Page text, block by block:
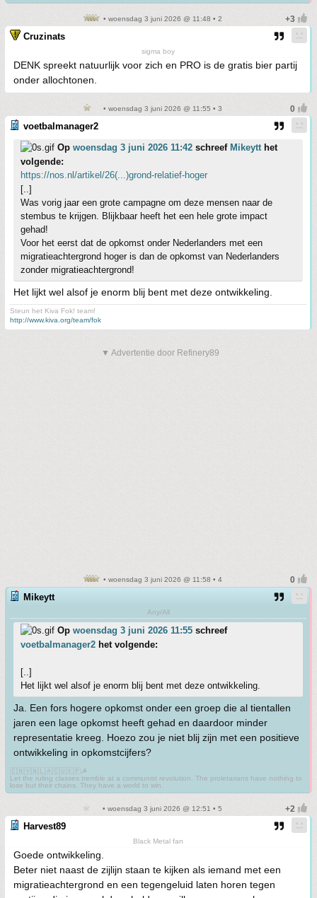
• woensdag 3 juni 2026 @ 11:48 • 2
Cruzinats
sigma boy
DENK spreekt natuurlijk voor zich en PRO is de gratis bier partij
onder allochtonen.
• woensdag 3 juni 2026 @ 11:55 • 3
voetbalmanager2
Op woensdag 3 juni 2026 11:42 schreef Mikeytt het
volgende:
https://nos.nl/artikel/26(...)grond-relatief-hoger
[..]
Was vorig jaar een grote campagne om deze mensen naar de
stembus te krijgen. Blijkbaar heeft het een hele grote impact
gehad!
Voor het eerst dat de opkomst onder Nederlanders met een
migratieachtergrond hoger is dan de opkomst van Nederlanders
zonder migratieachtergrond!
Het lijkt wel alsof je enorm blij bent met deze ontwikkeling.
Steun het Kiva Fok! team!
http://www.kiva.org/team/fok
▼ Advertentie door Refinery89
• woensdag 3 juni 2026 @ 11:58 • 4
Mikeytt
Any/All
Op woensdag 3 juni 2026 11:55 schreef
voetbalmanager2 het volgende:
[..]
Het lijkt wel alsof je enorm blij bent met deze ontwikkeling.
Ja. Een fors hogere opkomst onder een groep die al tientallen
jaren een lage opkomst heeft gehad en daardoor minder
representatie kreeg. Hoezo zou je niet blij zijn met een positieve
ontwikkeling in opkomstcijfers?
🇨🇳🇻🇳🇱🇦🇨🇺🇰🇵☭
Let the ruling classes tremble at a communist revolution. The proletarians have nothing to
lose but their chains. They have a world to win.
• woensdag 3 juni 2026 @ 12:51 • 5
Harvest89
Black Metal fan
Goede ontwikkeling.
Beter niet naast de zijlijn staan te kijken als iemand met een
migratieachtergrond en een tegengeluid laten horen tegen